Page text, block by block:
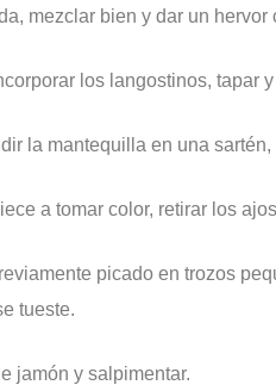
mezclar bien y dar un hervor
los langostinos, tapar
la mantequilla en una
a tomar color, retirar los
picado en trozos
tueste.
jamón y salpimentar.